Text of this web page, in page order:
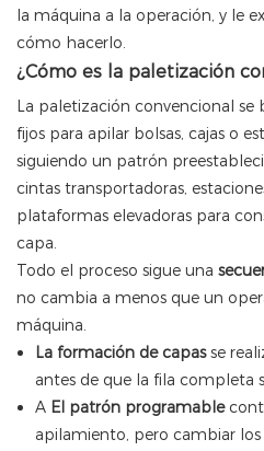
la máquina a la operación, y le
cómo hacerlo.
¿Cómo es la paletización
La paletización convencional se
fijos para apilar bolsas, cajas o
siguiendo un patrón
cintas transportadoras,
plataformas elevadoras para
capa.
Todo el proceso sigue una
no cambia a menos que un
máquina.
La formación de capas se
antes de que la fila completa
A El patrón programable
apilamiento, pero cambiar